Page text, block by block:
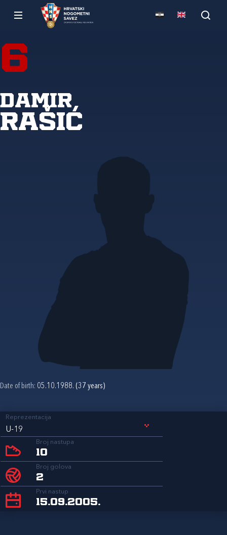
6
Damir
Rašić
Date of birth: 05.10.1988. (37 years)
Reprezentacija
U-19
Broj nastupa
10
Broj golova
2
Prvi nastup
15.09.2005.